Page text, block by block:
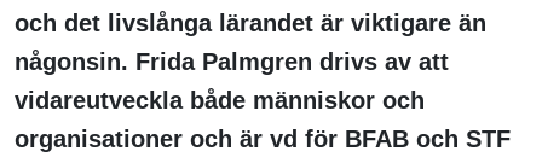
och det livslånga lärandet är viktigare än
någonsin. Frida Palmgren drivs av att
vidareutveckla både människor och
organisationer och är vd för BFAB och STF